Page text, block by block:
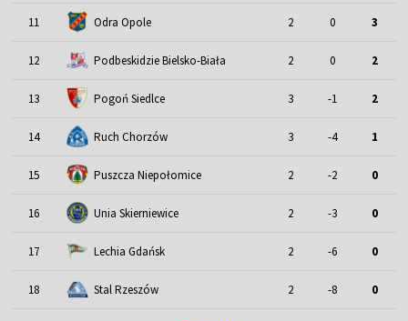
11 Odra Opole 2 0 3
12 Podbeskidzie Bielsko-Biała 2 0 2
13 Pogoń Siedlce 3 -1 2
14 Ruch Chorzów 3 -4 1
15 Puszcza Niepołomice 2 -2 0
16 Unia Skierniewice 2 -3 0
17 Lechia Gdańsk 2 -6 0
18 Stal Rzeszów 2 -8 0